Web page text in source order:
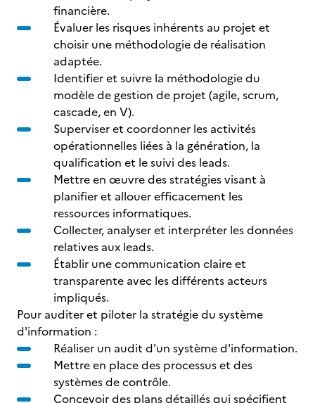
financière.
Évaluer les risques inhérents au projet et
choisir une méthodologie de réalisation
adaptée.
Identifier et suivre la méthodologie du
modèle de gestion de projet (agile, scrum,
cascade, en V).
Superviser et coordonner les activités
opérationnelles liées à la génération, la
qualification et le suivi des leads.
Mettre en œuvre des stratégies visant à
planifier et allouer efficacement les
ressources informatiques.
Collecter, analyser et interpréter les données
relatives aux leads.
Établir une communication claire et
transparente avec les différents acteurs
impliqués.
Pour auditer et piloter la stratégie du système
d'information :
Réaliser un audit d'un système d'information.
Mettre en place des processus et des
systèmes de contrôle.
Concevoir des plans détaillés qui spécifient